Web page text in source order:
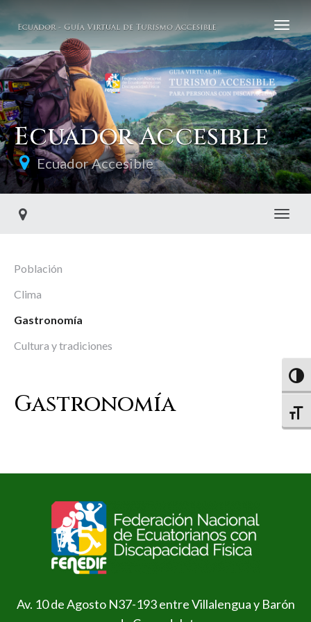
Ecuador Accesible
Ecuador Accesible
Población
Clima
Gastronomía
Cultura y tradiciones
Gastronomía
Av. 10 de Agosto N37-193 entre Villalengua y Barón